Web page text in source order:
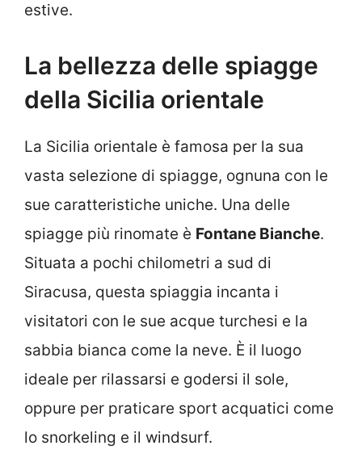
estive.
La bellezza delle spiagge
della Sicilia orientale
La Sicilia orientale è famosa per la sua
vasta selezione di spiagge, ognuna con le
sue caratteristiche uniche. Una delle
spiagge più rinomate è Fontane Bianche.
Situata a pochi chilometri a sud di
Siracusa, questa spiaggia incanta i
visitatori con le sue acque turchesi e la
sabbia bianca come la neve. È il luogo
ideale per rilassarsi e godersi il sole,
oppure per praticare sport acquatici come
lo snorkeling e il windsurf.